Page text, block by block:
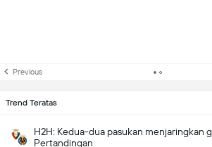
Previous
Trend Teratas
H2H: Kedua-dua pasukan menjaringkan
Pertandingan